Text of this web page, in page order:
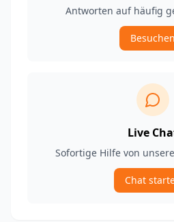
Antworten auf häufig
Besuchen
Live
Sofortige Hilfe von
Chat